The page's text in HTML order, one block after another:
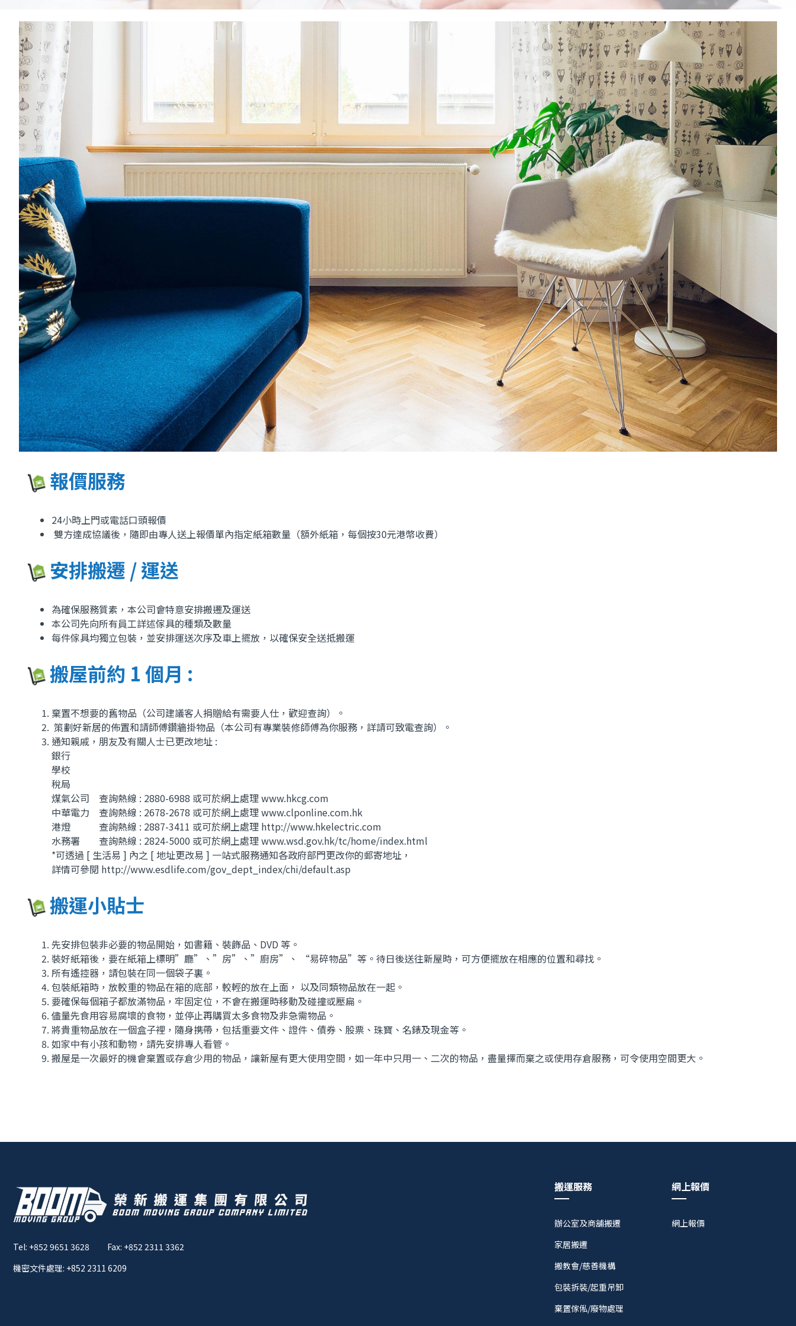
報價服務
24小時上門或電話口頭報價
雙方達成協議後，隨即由專人送上報價單內指定紙箱數量（額外紙箱，每個按30元港幣收費）
安排搬遷 / 運送
為確保服務質素，本公司會特意安排搬遷及運送
本公司先向所有員工詳述傢具的種類及數量
每件傢具均獨立包裝，並安排運送次序及車上擺放，以確保安全送抵搬運
搬屋前約 1 個月 :
棄置不想要的舊物品（公司建議客人捐贈給有需要人仕，歡迎查詢）。
策劃好新居的佈置和請師傅鑽牆掛物品（本公司有專業裝修師傅為你服務，詳請可致電查詢）。
通知親戚，朋友及有關人士已更改地址 :
銀行
學校
稅局
煤氣公司 查詢熱線 : 2880-6988 或可於網上處理 www.hkcg.com
中華電力 查詢熱線 : 2678-2678 或可於網上處理 www.clponline.com.hk
港燈 查詢熱線 : 2887-3411 或可於網上處理 http://www.hkelectric.com
水務署 查詢熱線 : 2824-5000 或可於網上處理 www.wsd.gov.hk/tc/home/index.html
*可透過 [ 生活易 ] 內之 [ 地址更改易 ] 一站式服務通知各政府部門更改你的郵寄地址，
詳情可參閱 http://www.esdlife.com/gov_dept_index/chi/default.asp
搬運小貼士
先安排包裝非必要的物品開始，如書籍、裝飾品、DVD 等。
裝好紙箱後，要在紙箱上標明”廳”、”房”、”廚房”、 “易碎物品”等。待日後送往新屋時，可方便擺放在相應的位置和尋找。
所有遙控器，請包裝在同一個袋子裏。
包裝紙箱時，放較重的物品在箱的底部，較輕的放在上面， 以及同類物品放在一起。
要確保每個箱子都放滿物品，牢固定位，不會在搬運時移動及碰撞或壓扁。
儘量先食用容易腐壞的食物，並停止再購買太多食物及非急需物品。
將貴重物品放在一個盒子裡，隨身携帶，包括重要文件、證件、債券、股票、珠寶、名錶及現金等。
如家中有小孩和動物，請先安排專人看管。
搬屋是一次最好的機會棄置或存倉少用的物品，讓新屋有更大使用空間，如一年中只用一、二次的物品，盡量擇而棄之或使用存倉服務，可令使用空間更大。
Tel: +852 9651 3628
Fax: +852 2311 3362
機密文件處理: +852 2311 6209
搬運服務
辦公室及商舖搬遷
家居搬遷
搬教會/慈善機構
包裝拆裝/起重吊卸
棄置傢俬/廢物處理
網上報價
網上報價